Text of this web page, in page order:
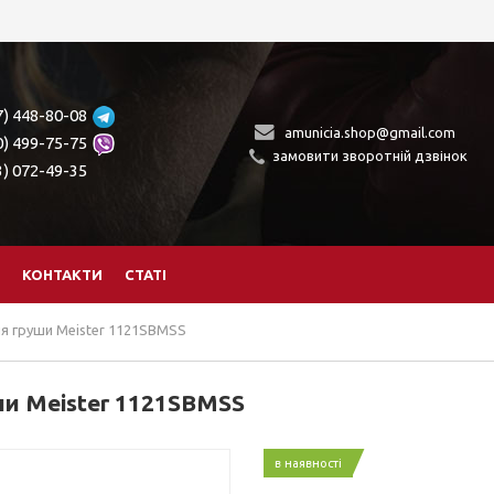
448-80-08
499-75-75
072-49-35
amunicia.shop@gmail.com
замовити зворотній дзвінок
КОНТАКТИ СТАТІ
груши Meister 1121SBMSS
Meister 1121SBMSS
в наявності